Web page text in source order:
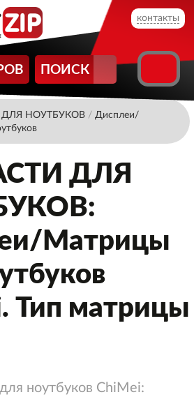
контакты
ПОИСК
ДЛЯ НОУТБУКОВ / Дисплеи/
ДЛЯ
Матрицы
Тип матрицы
ноутбуков ChiMei: